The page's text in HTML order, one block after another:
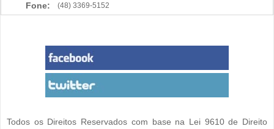
Fone: (48) 3369-5152
Todos os Direitos Reservados com base na Lei 9610 de Direito